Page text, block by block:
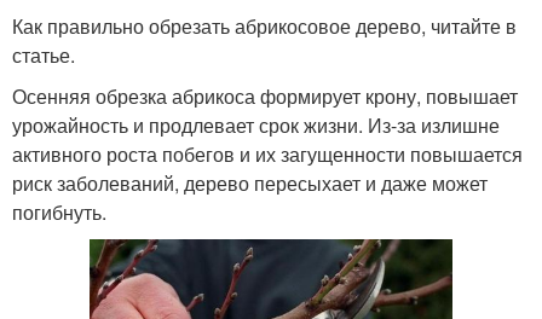
Как правильно обрезать абрикосовое дерево, читайте в
статье.
Осенняя обрезка абрикоса формирует крону, повышает
урожайность и продлевает срок жизни. Из-за излишне
активного роста побегов и их загущенности повышается
риск заболеваний, дерево пересыхает и даже может
погибнуть.